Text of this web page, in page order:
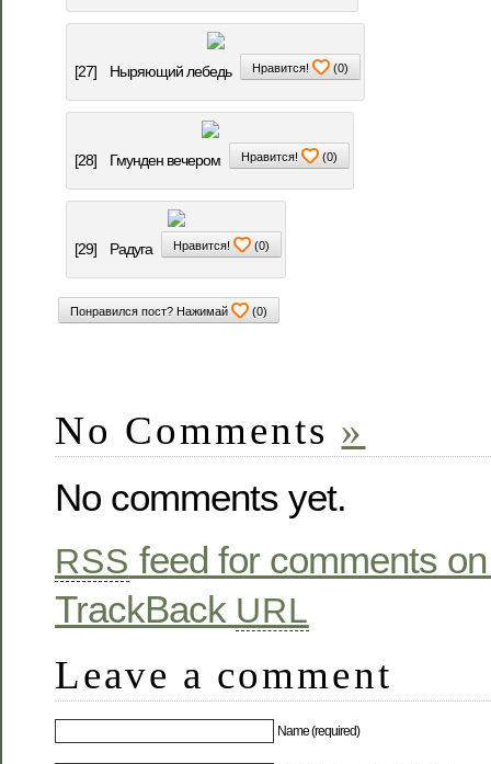
[27] Ныряющий лебедь Нравится! (0)
[28] Гмунден вечером Нравится! (0)
[29] Радуга Нравится! (0)
Понравился пост? Нажимай (0)
No Comments »
No comments yet.
RSS feed for comments
TrackBack URL
Leave a comment
Name (required)